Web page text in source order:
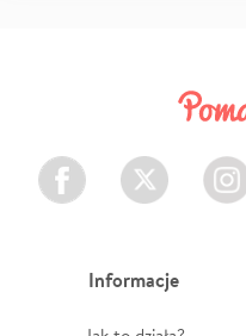
Facebook Twitter
Informacje